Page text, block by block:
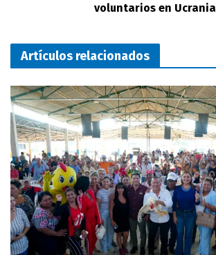
voluntarios en Ucrania
Artículos relacionados